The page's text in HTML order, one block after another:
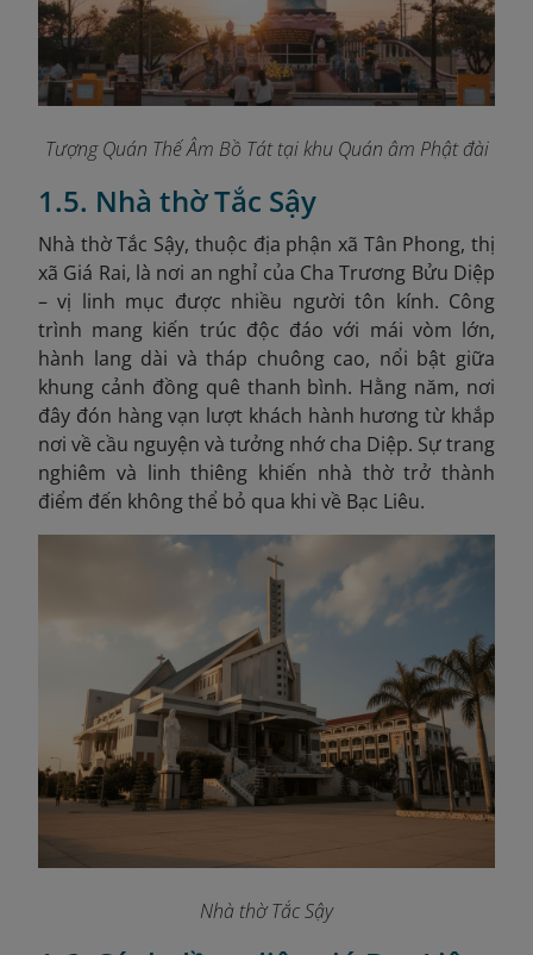
Tượng Quán Thế Âm Bồ Tát tại khu Quán âm Phật đài
1.5. Nhà thờ Tắc Sậy
Nhà thờ Tắc Sậy, thuộc địa phận xã Tân Phong, thị
xã Giá Rai, là nơi an nghỉ của Cha Trương Bửu Diệp
– vị linh mục được nhiều người tôn kính. Công
trình mang kiến trúc độc đáo với mái vòm lớn,
hành lang dài và tháp chuông cao, nổi bật giữa
khung cảnh đồng quê thanh bình. Hằng năm, nơi
đây đón hàng vạn lượt khách hành hương từ khắp
nơi về cầu nguyện và tưởng nhớ cha Diệp. Sự trang
nghiêm và linh thiêng khiến nhà thờ trở thành
điểm đến không thể bỏ qua khi về Bạc Liêu.
Nhà thờ Tắc Sậy